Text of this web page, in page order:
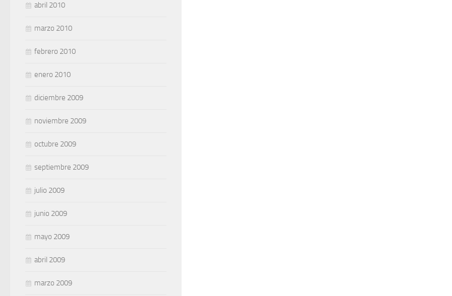
abril 2010
marzo 2010
febrero 2010
enero 2010
diciembre 2009
noviembre 2009
octubre 2009
septiembre 2009
julio 2009
junio 2009
mayo 2009
abril 2009
marzo 2009